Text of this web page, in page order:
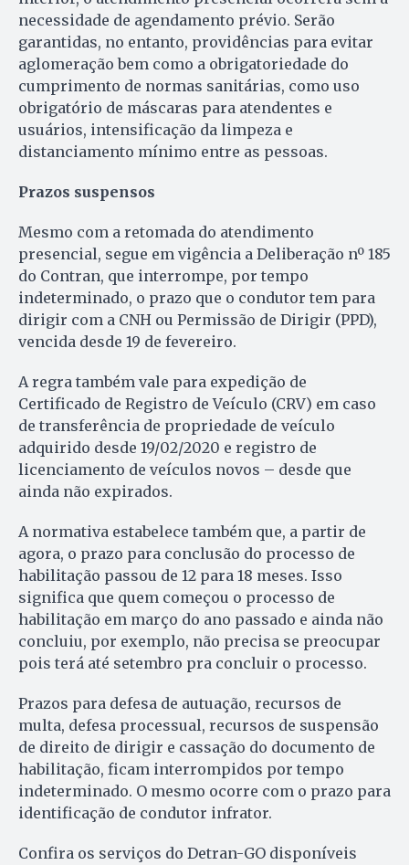
necessidade de agendamento prévio. Serão
garantidas, no entanto, providências para evitar
aglomeração bem como a obrigatoriedade do
cumprimento de normas sanitárias, como uso
obrigatório de máscaras para atendentes e
usuários, intensificação da limpeza e
distanciamento mínimo entre as pessoas.
Prazos suspensos
Mesmo com a retomada do atendimento
presencial, segue em vigência a Deliberação nº 185
do Contran, que interrompe, por tempo
indeterminado, o prazo que o condutor tem para
dirigir com a CNH ou Permissão de Dirigir (PPD),
vencida desde 19 de fevereiro.
A regra também vale para expedição de
Certificado de Registro de Veículo (CRV) em caso
de transferência de propriedade de veículo
adquirido desde 19/02/2020 e registro de
licenciamento de veículos novos – desde que
ainda não expirados.
A normativa estabelece também que, a partir de
agora, o prazo para conclusão do processo de
habilitação passou de 12 para 18 meses. Isso
significa que quem começou o processo de
habilitação em março do ano passado e ainda não
concluiu, por exemplo, não precisa se preocupar
pois terá até setembro pra concluir o processo.
Prazos para defesa de autuação, recursos de
multa, defesa processual, recursos de suspensão
de direito de dirigir e cassação do documento de
habilitação, ficam interrompidos por tempo
indeterminado. O mesmo ocorre com o prazo para
identificação de condutor infrator.
Confira os serviços do Detran-GO disponíveis